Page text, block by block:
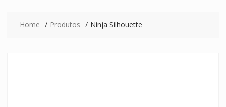
Home Produtos Ninja Silhouette